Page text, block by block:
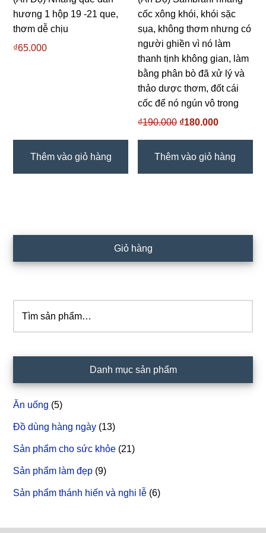
hương 1 hộp 19 -21 que,
thơm dễ chịu
₫65.000
Thêm vào giỏ hàng
cốc xông khói, khói sặc
sụa, không thơm nhưng có
người ghiền vì nó làm
thanh tịnh không gian, làm
bằng phân bò đã xử lý và
thảo dược thơm, đốt cái
cốc để nó ngún vô trong
₫190.000 Giá
là:
₫190.000.
₫180.000
tại
Thêm vào giỏ hàng
chính
Giỏ hàng
kiếm:
Danh mục sản phẩm
Ăn uống (5)
Đồ dùng hàng ngày (13)
Sản phẩm cho sức khỏe (21)
Sản phẩm làm đẹp (9)
Sản phẩm thánh hiến và nghi lễ (6)